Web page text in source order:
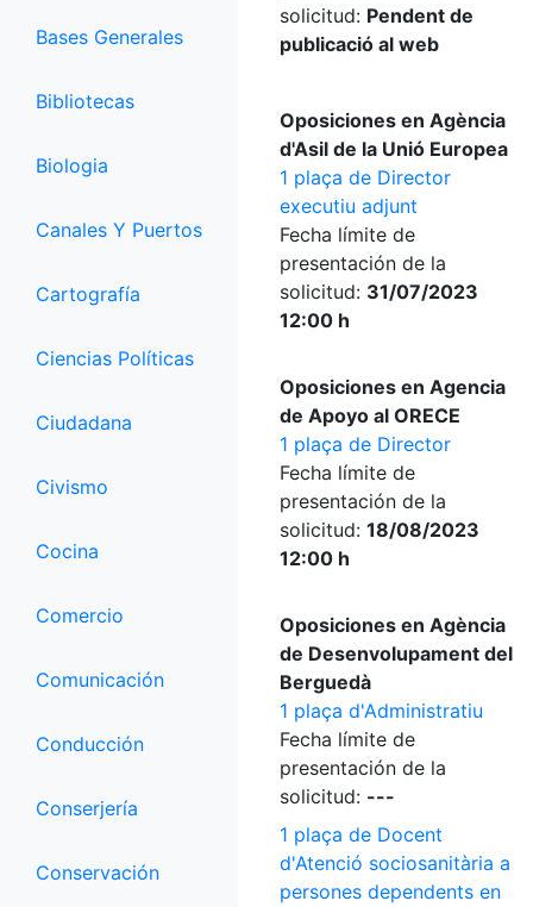
Bases Generales
Bibliotecas
Biologia
Canales Y Puertos
Cartografía
Ciencias Políticas
Ciudadana
Civismo
Cocina
Comercio
Comunicación
Conducción
Conserjería
Conservación
solicitud: Pendent de
publicació al web
Oposiciones en Agència
d'Asil de la Unió Europea
1 plaça de Director
executiu adjunt
Fecha límite de
presentación de la
solicitud: 31/07/2023
12:00 h
Oposiciones en Agencia
de Apoyo al ORECE
1 plaça de Director
Fecha límite de
presentación de la
solicitud: 18/08/2023
12:00 h
Oposiciones en Agència
de Desenvolupament del
Berguedà
1 plaça d'Administratiu
Fecha límite de
presentación de la
solicitud: ---
1 plaça de Docent
d'Atenció sociosanitària a
persones dependents en